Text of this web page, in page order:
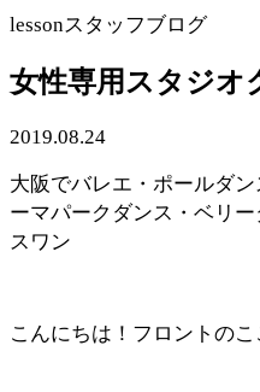
lessonスタッフブログ
女性専用スタジオ
2019.08.24
大阪でバレエ・ポールダ
ーマパークダンス・ベリ
スワン
こんにちは！フロントのこ